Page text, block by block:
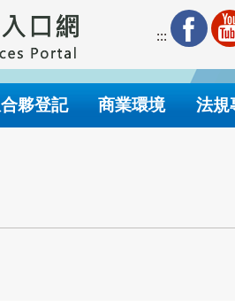
:::
夥登記 商業環境 法規